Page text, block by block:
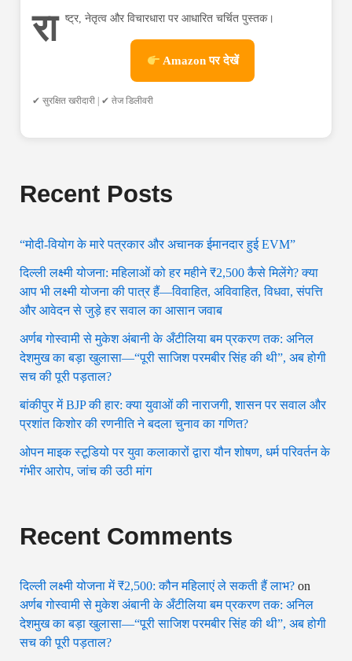
रा ष्ट्र, नेतृत्व और विचारधारा पर आधारित चर्चित पुस्तक।
Amazon पर देखें
✔ सुरक्षित खरीदारी | ✔ तेज डिलीवरी
Recent Posts
“मोदी-वियोग के मारे पत्रकार और अचानक ईमानदार हुई EVM”
दिल्ली लक्ष्मी योजना: महिलाओं को हर महीने ₹2,500 कैसे मिलेंगे? क्या
आप भी लक्ष्मी योजना की पात्र हैं—विवाहित, अविवाहित, विधवा, संपत्ति
और आवेदन से जुड़े हर सवाल का आसान जवाब
अर्णब गोस्वामी से मुकेश अंबानी के अँटीलिया बम प्रकरण तक: अनिल
देशमुख का बड़ा खुलासा—“पूरी साजिश परमबीर सिंह की थी”, अब होगी
सच की पूरी पड़ताल?
बांकीपुर में BJP की हार: क्या युवाओं की नाराजगी, शासन पर सवाल और
प्रशांत किशोर की रणनीति ने बदला चुनाव का गणित?
ओपन माइक स्टूडियो पर युवा कलाकारों द्वारा यौन शोषण, धर्म परिवर्तन के
गंभीर आरोप, जांच की उठी मांग
Recent Comments
दिल्ली लक्ष्मी योजना में ₹2,500: कौन महिलाएं ले सकती हैं लाभ? on
अर्णब गोस्वामी से मुकेश अंबानी के अँटीलिया बम प्रकरण तक: अनिल
देशमुख का बड़ा खुलासा—“पूरी साजिश परमबीर सिंह की थी”, अब होगी
सच की पूरी पड़ताल?